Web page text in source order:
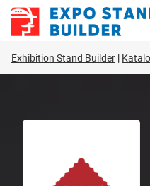
Skip
Exhibition Stand Builder